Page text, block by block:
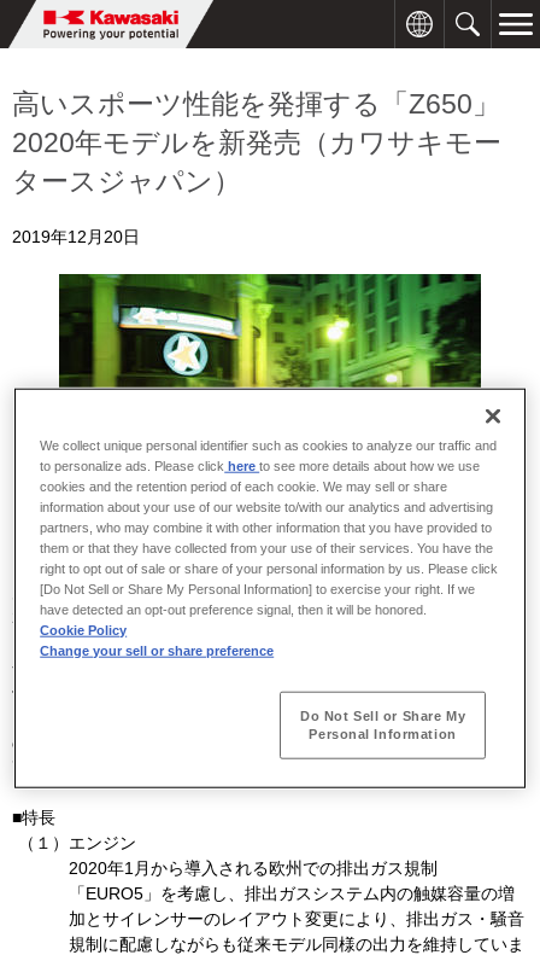
高いスポーツ性能を発揮する「Z650」
2020年モデルを新発売（カワサキモー
タースジャパン）
2019年12月20日
川崎重工グループのカワサキモータースジャパンは、「Z650」の
2020年モデルを2020年2月1日より発売します。
今回発売する「
体を継承しつつ、低中回転域で力強いトルクを生み出す649cm
レルツインエンジンを搭載しました。新たなエンジン・装備品など
の採用により、
シリーズ独自のスタイリングである「Sugomi
高いスポーツ性能を幅広い層のライダーに提供します。
■特長
（１） エンジン
2020年1 月から導入される欧州での排出ガス規制
「EURO5 」を考慮し、排出ガスシステム内の触媒容量の増
加とサイレンサーのレイアウト変更により、排出ガス・騒音
規制に配慮しながらも従来モデル同様の出力を維持していま
We collect unique personal identifier such as cookies to analyze our traffic and
to personalize ads. Please click hereto see more details about how we use
cookies and the retention period of each cookie. We may sell or share
information about your use of our website to/with our analytics and advertising
partners, who may combine it with other information that you have provided to
them or that they have collected from your use of their services. You have the
right to opt out of sale or share of your personal information by us. Please click
[Do Not Sell or Share My Personal Information] to exercise your right. If we
have detected an opt-out preference signal, then it will be honored.
Cookie Policy
Change your sell or share preference
Do Not Sell or Share My
Personal Information